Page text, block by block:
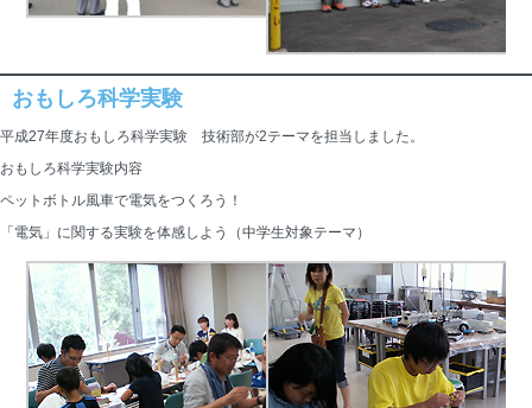
おもしろ科学実験
平成27年度おもしろ科学実験 技術部が2テーマを担当しました。
おもしろ科学実験内容
ペットボトル風車で電気をつくろう！
「電気」に関する実験を体感しよう（中学生対象テーマ）